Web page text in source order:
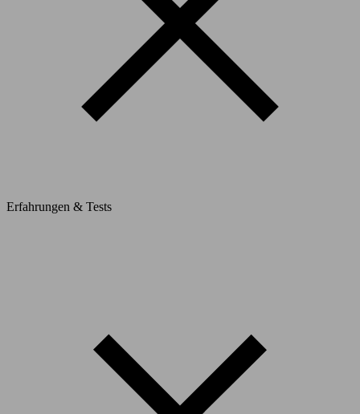
Erfahrungen & Tests